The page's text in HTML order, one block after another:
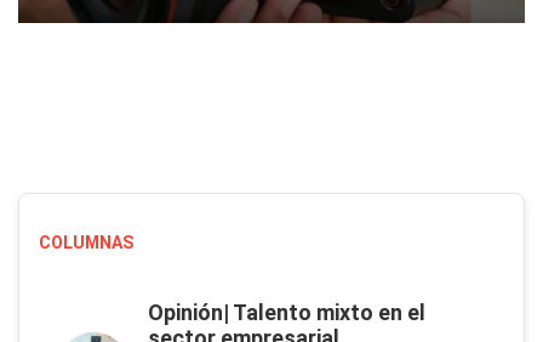
COLUMNAS
Opinión| Talento mixto en el